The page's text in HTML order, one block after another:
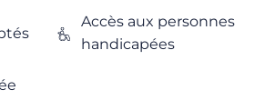
Accès aux personnes
handicapées